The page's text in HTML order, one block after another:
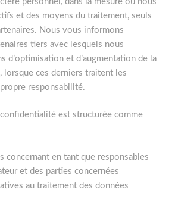
et des moyens du traitement, seuls
Nous vous informons
tiers avec lesquels nous
d’optimisation et d’augmentation de la
lorsque ces derniers traitent les
responsabilité.
est structurée comme
concernant en tant que responsables
et des parties concernées
au traitement des données